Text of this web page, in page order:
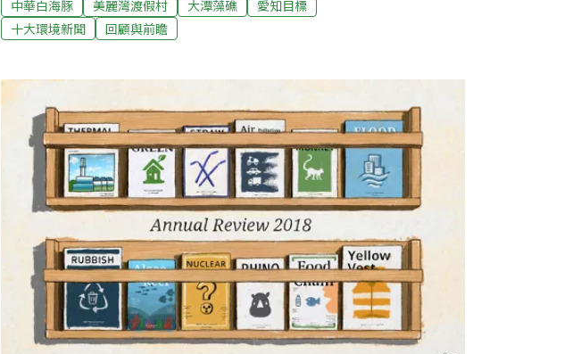
海豚棲地劃設等國內大事。以下，《環境資訊中心》以台灣和全球為尺
度，篩選出2020年十則重大環境事件，並首度將新聞回顧製成影片，提供
狀病毒、COVID-19）疫情席捲全球，人類度過了劇變的一年。在慶幸台
灣防疫有成之餘，無法忽視的是來自科學家的提醒——若大規模人為開發
持續，還會有更多像武漢肺炎一樣、能造成大流行的新興傳染病出現。
中華白海豚
美麗灣渡假村 大潭藻礁
愛知目標
十大環境新聞
回顧與前瞻